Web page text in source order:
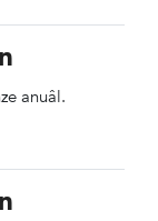
anuâl.